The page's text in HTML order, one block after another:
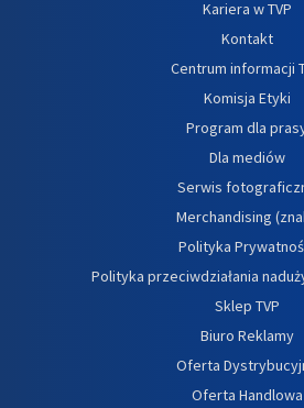
Kariera w TVP
Kontakt
Centrum informacji
Komisja Etyki
Program dla
Dla mediów
Serwis
Merchandising
Polityka
Polityka przeciwdziałania
Sklep TVP
Biuro Reklamy
Oferta
Oferta Handlowa